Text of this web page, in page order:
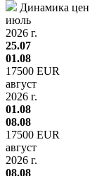
Динамика цен
июль
2026 г.
25.07
01.08
17500 EUR
август
2026 г.
01.08
08.08
17500 EUR
август
2026 г.
08.08